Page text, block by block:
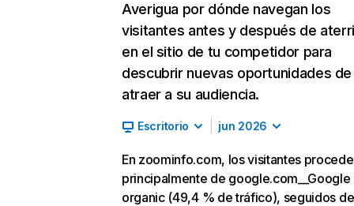
Averigua por dónde navegan los
visitantes antes y después de
en el sitio de tu competidor para
descubrir nuevas oportunidades de
atraer a su audiencia.
Escritorio jun 2026
En zoominfo.com, los visitantes
principalmente de google.com__Google
organic (49,4 % de tráfico), seguidos de